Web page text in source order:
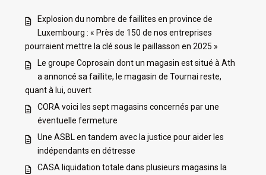
Explosion du nombre de faillites en province de
Luxembourg : « Près de 150 de nos entreprises
pourraient mettre la clé sous le paillasson en 2025 »
Le groupe Coprosain dont un magasin est situé à Ath
a annoncé sa faillite, le magasin de Tournai reste,
quant à lui, ouvert
CORA voici les sept magasins concernés par une
éventuelle fermeture
Une ASBL en tandem avec la justice pour aider les
indépendants en détresse
CASA liquidation totale dans plusieurs magasins la